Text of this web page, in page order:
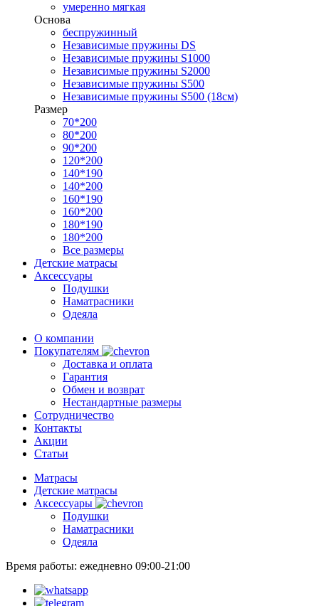
умеренно мягкая
Основа
беспружинный
Независимые пружины DS
Независимые пружины S1000
Независимые пружины S2000
Независимые пружины S500
Независимые пружины S500 (18см)
Размер
70*200
80*200
90*200
120*200
140*190
140*200
160*190
160*200
180*190
180*200
Все размеры
Детские матрасы
Аксессуары
Подушки
Наматрасники
Одеяла
О компании
Покупателям
Доставка и оплата
Гарантия
Обмен и возврат
Нестандартные размеры
Сотрудничество
Контакты
Акции
Статьи
Матрасы
Детские матрасы
Аксессуары
Подушки
Наматрасники
Одеяла
Время работы: ежедневно 09:00-21:00